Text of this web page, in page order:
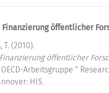
öffentlicher
(2010).
öffentlicher
Arbeitsgruppe "
HIS.